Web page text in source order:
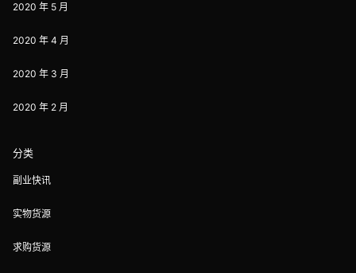
2020 年 5 月
2020 年 4 月
2020 年 3 月
2020 年 2 月
分类
副业快讯
实物货源
求购货源